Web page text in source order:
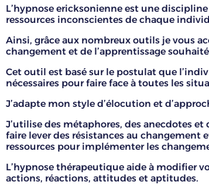
L’hypnose ericksonienne est une
ressources inconscientes de chaque
Ainsi, grâce aux nombreux outils je vous
changement et de l’apprentissage
Cet outil est basé sur le postulat que
nécessaires pour faire face à toutes les
J’adapte mon style d’élocution et
J’utilise des métaphores, des anecdotes
faire lever des résistances au changement
ressources pour implémenter les
L’hypnose thérapeutique aide à modifier
actions, réactions, attitudes et aptitudes.